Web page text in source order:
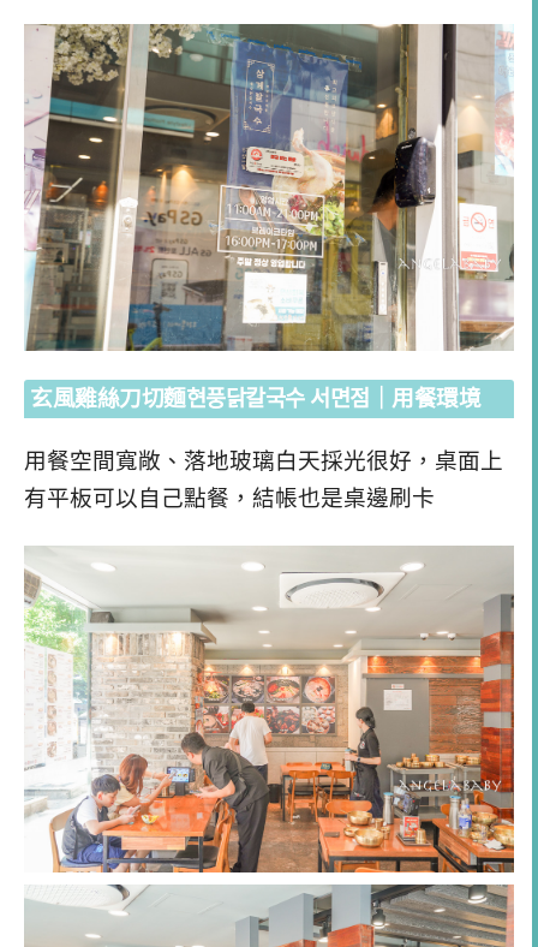
玄風雞絲刀切麵현풍닭칼국수 서면점 ｜用餐環境
用餐空間寬敞、落地玻璃白天採光很好，桌面上
有平板可以自己點餐，結帳也是桌邊刷卡